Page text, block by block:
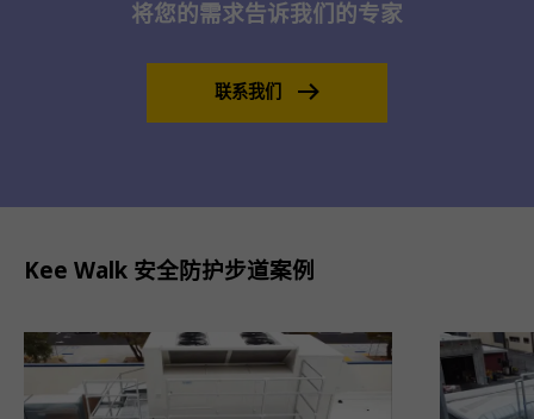
将您的需求告诉我们的专家
联系我们
Kee Walk 安全防护步道案例